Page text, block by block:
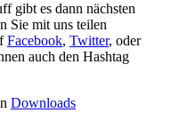
gibt es dann nächsten
Sie mit uns teilen
Facebook, Twitter, oder
auch den Hashtag
Downloads